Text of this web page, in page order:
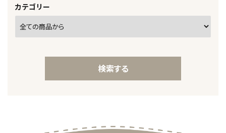
カテゴリー
検索する